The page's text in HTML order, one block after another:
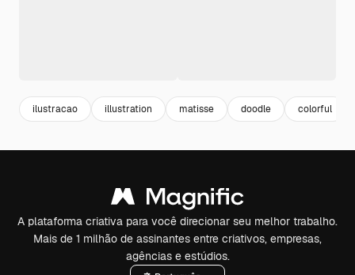
ilustracao illustration matisse doodle colorful
A plataforma criativa para você direcionar seu melhor trabalho.
Mais de 1 milhão de assinantes entre criativos, empresas,
agências e estúdios.